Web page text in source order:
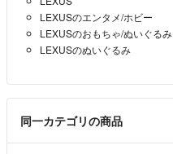
LEXUSのエンタメ/ホビー
LEXUSのおもちゃ/ぬいぐるみ
LEXUSのぬいぐるみ
同一カテゴリの商品